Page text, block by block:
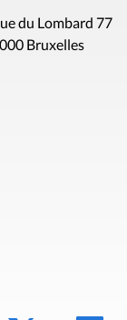
du Lombard 77
Bruxelles